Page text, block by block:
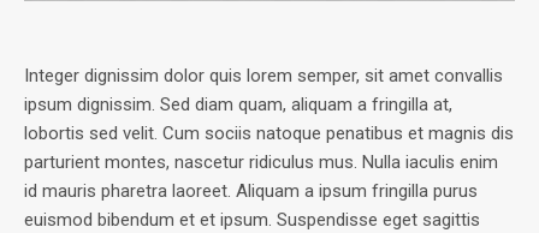
Integer dignissim dolor quis lorem semper, sit amet convallis
ipsum dignissim. Sed diam quam, aliquam a fringilla at,
lobortis sed velit. Cum sociis natoque penatibus et magnis dis
parturient montes, nascetur ridiculus mus. Nulla iaculis enim
id mauris pharetra laoreet. Aliquam a ipsum fringilla purus
euismod bibendum et et ipsum. Suspendisse eget sagittis